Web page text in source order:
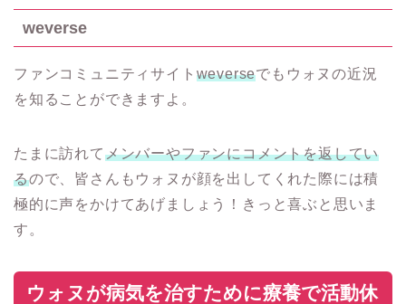
weverse
ファンコミュニティサイト weverseでもウォヌの近況
を知ることができますよ。
たまに訪れてメンバーやファンにコメントを返してい
るので、皆さんもウォヌが顔を出してくれた際には積
極的に声をかけてあげましょう！きっと喜ぶと思いま
す。
ウォヌが病気を治すために療養で活動休